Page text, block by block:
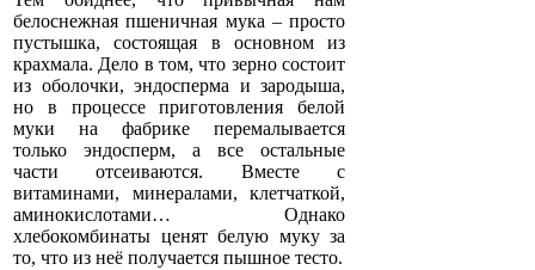
белоснежная пшеничная мука – просто
пустышка, состоящая в основном из
крахмала. Дело в том, что зерно состоит
из оболочки, эндосперма и зародыша,
но в процессе приготовления белой
муки на фабрике перемалывается
только эндосперм, а все остальные
части отсеиваются. Вместе с
витаминами, минералами, клетчаткой,
аминокислотами… Однако
хлебокомбинаты ценят белую муку за
то, что из неё получается пышное тесто.